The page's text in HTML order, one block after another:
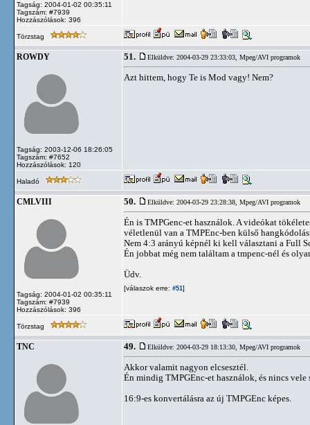
Tagság: 2004-01-02 00:35:11
Tagszám: #7939
Hozzászólások: 396
Törzstag
ROWDY
Tagság: 2003-12-06 18:26:05
Tagszám: #7652
Hozzászólások: 120
51. Elküldve: 2004-03-29 23:33:03, Mpeg/AVI programok
Azt hittem, hogy Te is Mod vagy! Nem?
Haladó
CMLVIII
Tagság: 2004-01-02 00:35:11
Tagszám: #7939
Hozzászólások: 396
50. Elküldve: 2004-03-29 23:28:38, Mpeg/AVI programok
Én is TMPGenc-et használok. A videókat
véletlenül van a TMPEnc-ben külső
Nem 4:3 arányú képnél ki kell választani a Full
Én jobbat még nem találtam a tmpenc-nél és
Üdv.
[válaszok erre: #51]
Törzstag
TNC 49. Elküldve: 2004-03-29 18:13:30, Mpeg/AVI programok
Akkor valamit nagyon elcsesztél.
Én mindig TMPGEnc-et használok, és nincs
16:9-es konvertálásra az új TMPGEnc képes.